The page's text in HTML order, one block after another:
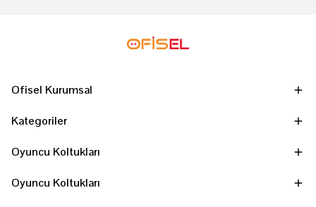
Ofisel Kurumsal
Kategoriler
Oyuncu Koltukları
Oyuncu Koltukları